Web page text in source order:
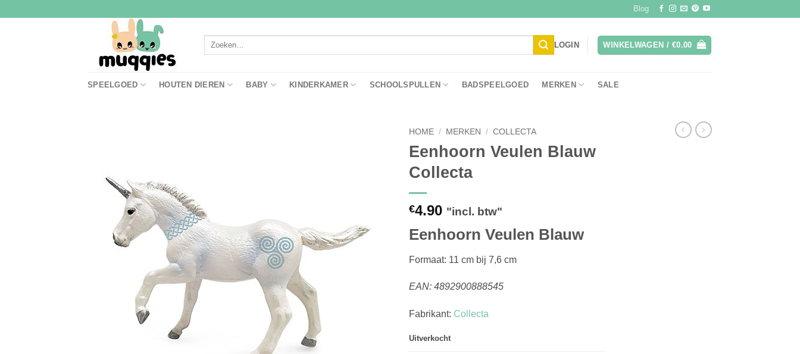
Blog
Zoeken
LOGIN WINKELWAGEN / €0.00
SPEELGOED HOUTEN DIEREN BABY KINDERKAMER SCHOOLSPULLEN BADSPEELGOED MERKEN SALE
HOME / MERKEN / COLLECTA
Eenhoorn Veulen Blauw
Collecta
€4.90 "incl. btw"
Eenhoorn Veulen Blauw
Formaat: 11 cm bij 7,6 cm
EAN: 4892900888545
Fabrikant: Collecta
Uitverkocht